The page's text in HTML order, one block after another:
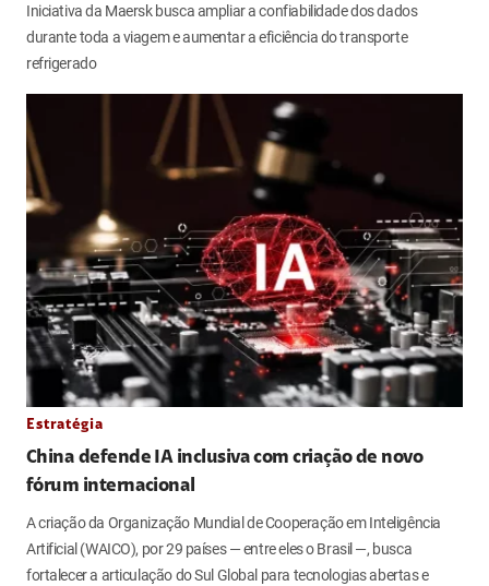
Iniciativa da Maersk busca ampliar a confiabilidade dos dados
durante toda a viagem e aumentar a eficiência do transporte
refrigerado
Estratégia
China defende IA inclusiva com criação de novo
fórum internacional
A criação da Organização Mundial de Cooperação em Inteligência
Artificial (WAICO), por 29 países — entre eles o Brasil —, busca
fortalecer a articulação do Sul Global para tecnologias abertas e